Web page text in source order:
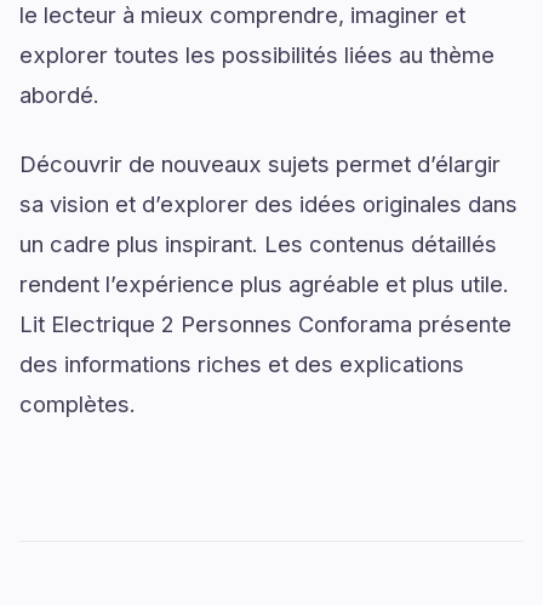
le lecteur à mieux comprendre, imaginer et
explorer toutes les possibilités liées au thème
abordé.
Découvrir de nouveaux sujets permet d’élargir
sa vision et d’explorer des idées originales dans
un cadre plus inspirant. Les contenus détaillés
rendent l’expérience plus agréable et plus utile.
Lit Electrique 2 Personnes Conforama présente
des informations riches et des explications
complètes.